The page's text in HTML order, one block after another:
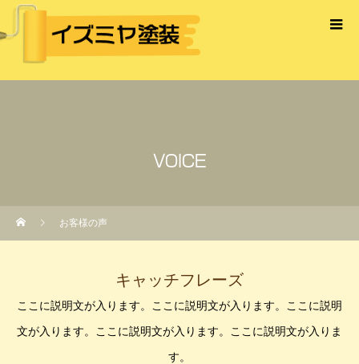
VOICE
お客様の声
キャッチフレーズ
ここに説明文が入ります。ここに説明文が入ります。ここに説明
文が入ります。ここに説明文が入ります。ここに説明文が入りま
す。